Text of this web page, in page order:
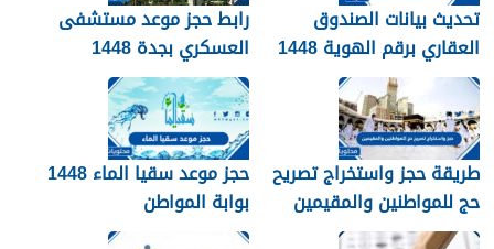
تحديث بيانات الصندوق
العقاري برقم الهوية 1448
الرابط والخطوات
رابط حجز موعد مستشفى
العسكري بجدة 1448
طريقة حجز واستخراج تصريح
حج للمواطنين والمقيمين
1448
حجز موعد سقيا الماء 1448
بوابة المواطن